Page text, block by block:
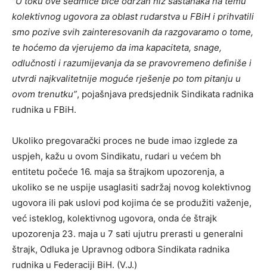
kolektivnog ugovora za oblast rudarstva u FBiH i prihvatili
smo pozive svih zainteresovanih da razgovaramo o tome,
te hoćemo da vjerujemo da ima kapaciteta, snage,
odlučnosti i razumijevanja da se pravovremeno definiše i
utvrdi najkvalitetnije moguće rješenje po tom pitanju u
ovom trenutku”, pojašnjava predsjednik Sindikata radnika
rudnika u FBiH.
Ukoliko pregovarački proces ne bude imao izglede za
uspjeh, kažu u ovom Sindikatu, rudari u većem bh
entitetu počeće 16. maja sa štrajkom upozorenja, a
ukoliko se ne uspije usaglasiti sadržaj novog kolektivnog
ugovora ili pak uslovi pod kojima će se produžiti važenje,
već isteklog, kolektivnog ugovora, onda će štrajk
upozorenja 23. maja u 7 sati ujutru prerasti u generalni
štrajk, Odluka je Upravnog odbora Sindikata radnika
rudnika u Federaciji BiH. (V.J.)